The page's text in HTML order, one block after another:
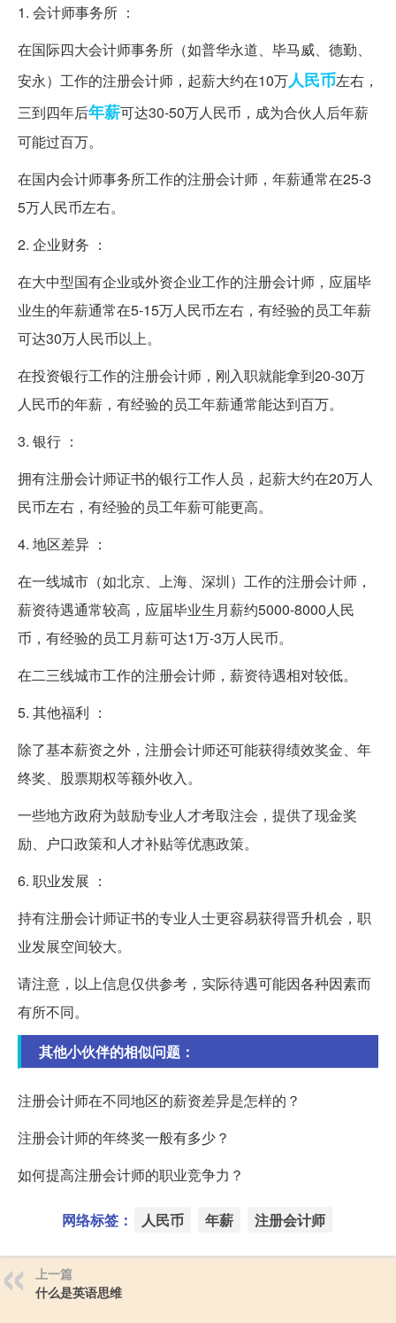
1. 会计师事务所 ：
在国际四大会计师事务所（如普华永道、毕马威、德勤、
安永）工作的注册会计师，起薪大约在10万人民币左右，
三到四年后年薪可达30-50万人民币，成为合伙人后年薪
可能过百万。
在国内会计师事务所工作的注册会计师，年薪通常在25-3
5万人民币左右。
2. 企业财务 ：
在大中型国有企业或外资企业工作的注册会计师，应届毕
业生的年薪通常在5-15万人民币左右，有经验的员工年薪
可达30万人民币以上。
在投资银行工作的注册会计师，刚入职就能拿到20-30万
人民币的年薪，有经验的员工年薪通常能达到百万。
3. 银行 ：
拥有注册会计师证书的银行工作人员，起薪大约在20万人
民币左右，有经验的员工年薪可能更高。
4. 地区差异 ：
在一线城市（如北京、上海、深圳）工作的注册会计师，
薪资待遇通常较高，应届毕业生月薪约5000-8000人民
币，有经验的员工月薪可达1万-3万人民币。
在二三线城市工作的注册会计师，薪资待遇相对较低。
5. 其他福利 ：
除了基本薪资之外，注册会计师还可能获得绩效奖金、年
终奖、股票期权等额外收入。
一些地方政府为鼓励专业人才考取注会，提供了现金奖
励、户口政策和人才补贴等优惠政策。
6. 职业发展 ：
持有注册会计师证书的专业人士更容易获得晋升机会，职
业发展空间较大。
请注意，以上信息仅供参考，实际待遇可能因各种因素而
有所不同。
其他小伙伴的相似问题：
注册会计师在不同地区的薪资差异是怎样的？
注册会计师的年终奖一般有多少？
如何提高注册会计师的职业竞争力？
网络标签： 人民币 年薪 注册会计师
上一篇
什么是英语思维